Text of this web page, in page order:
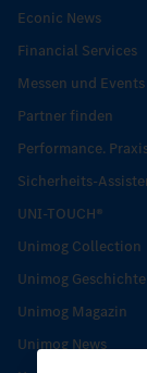
Econic News
Financial Services
Messen und Events
Partner finden
Performance.
Sicherheits-
UNI-TOUCH®
Unimog Collection
Unimog Geschichte
Unimog Magazin
Unimog News